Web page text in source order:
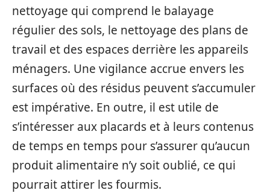
nettoyage qui comprend le balayage
régulier des sols, le nettoyage des plans de
travail et des espaces derrière les appareils
ménagers. Une vigilance accrue envers les
surfaces où des résidus peuvent s’accumuler
est impérative. En outre, il est utile de
s’intéresser aux placards et à leurs contenus
de temps en temps pour s’assurer qu’aucun
produit alimentaire n’y soit oublié, ce qui
pourrait attirer les fourmis.